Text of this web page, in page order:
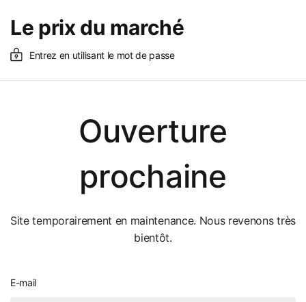
Le prix du marché
Entrez en utilisant le mot de passe
Ouverture
prochaine
Site temporairement en maintenance. Nous revenons très
bientôt.
E-mail